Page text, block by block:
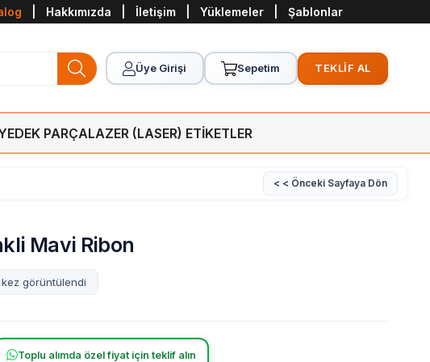
Hakkımızda İletişim Yüklemeler Şablonlar
Üye Girişi Sepetim TEKLİF AL
PARÇALAZER (LASER) ETİKETLER
< < Önceki Sayfaya Dön
Mavi Ribon
kez görüntülendi
Toplu alımda özel fiyat için teklif alın